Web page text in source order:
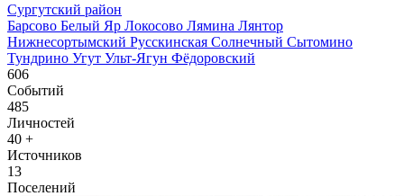
Сургутский район
Барсово Белый Яр Локосово Лямина Лянтор
Нижнесортымский Русскинская Солнечный Сытомино
Тундрино Угут Ульт-Ягун Фёдоровский
606
Событий
485
Личностей
40 +
Источников
13
Поселений